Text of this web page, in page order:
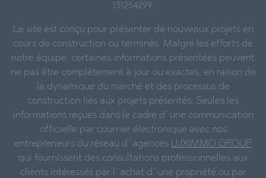
131254299.
Le site est conçu pour présenter de nouveaux projets en
cours de construction ou terminés. Malgré les efforts de
notre équipe, certaines informations présentées peuvent
ne pas être complètement à jour ou exactes, en raison de
la dynamique du marché et des processus de
construction liés aux projets présentés. Seules les
informations reçues dans le cadre d`une communication
officielle par courrier électronique avec nos
entrepreneurs du réseau d`agences LUXIMMO GROUP
qui fournissent des consultations professionnelles aux
clients intéressés par l`achat d`une propriété ou par